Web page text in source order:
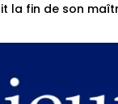
la fin de son